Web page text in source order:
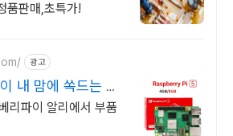
품판매,초특가!
광고
내 맘에 쏙드는 오
리파이 알리에서 부품